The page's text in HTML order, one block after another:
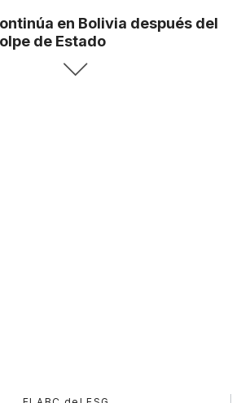
en Bolivia después del
de Estado